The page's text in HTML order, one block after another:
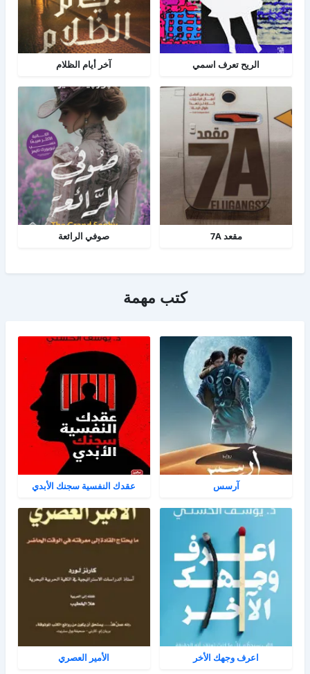
الريح تعرف اسمي آخر أيام الظلام
مقعد 7A صوفي الرائعة
كتب مهمة
آرسس عقدك النفسية سجنك الأبدي
اعرف وجهك الأخر الأمير العصري